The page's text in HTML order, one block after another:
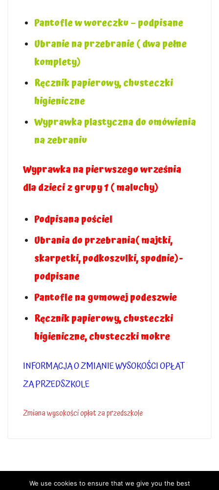
Pantofle w woreczku – podpisane
Ubranie na przebranie ( dwa pełne
komplety)
Ręcznik papierowy, chusteczki
higieniczne
Wyprawka plastyczna do omówienia
na zebraniu
Wyprawka na pierwszego września
dla dzieci z grupy 1 ( maluchy)
Podpisana pościel
Ubrania do przebrania( majtki,
skarpetki, podkoszulki, spodnie)-
podpisane
Pantofle na gumowej podeszwie
Ręcznik papierowy, chusteczki
higieniczne, chusteczki mokre
INFORMACJA O ZMIANIE WYSOKOŚCI OPŁAT
ZA PRZEDSZKOLE
Zmiana wysokości opłat za przedszkole
We use cookies to ensure that we give you the best